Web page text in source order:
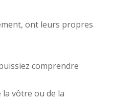
ont leurs propres
comprendre
vôtre ou de la